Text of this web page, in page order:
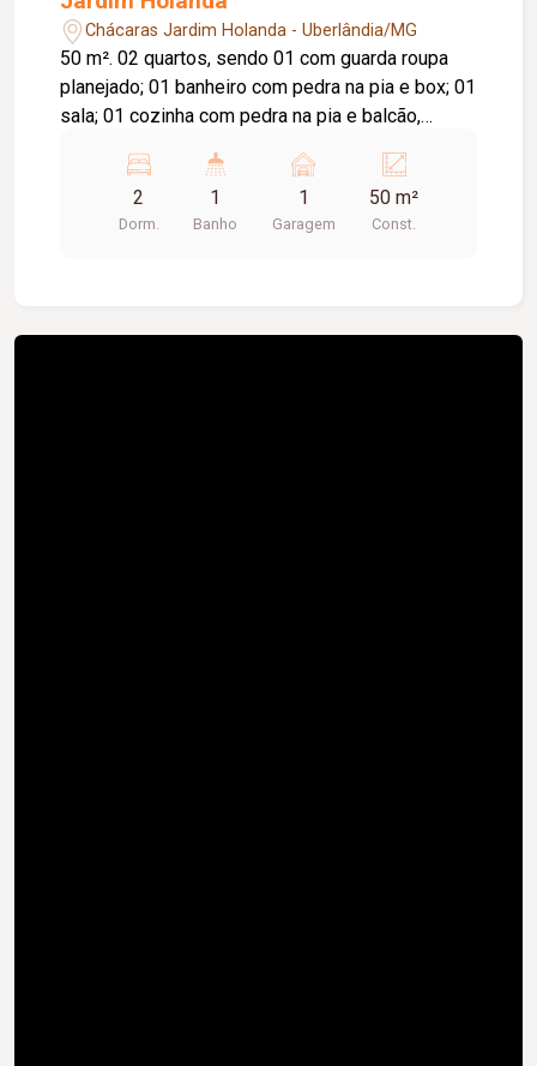
Chácaras Jardim Holanda - Uberlândia/MG
50 m². 02 quartos, sendo 01 com guarda roupa
planejado; 01 banheiro com pedra na pia e box; 01
sala; 01 cozinha com pedra na pia e balcão,
estacionamento. Portaria 24 horas; Academia;
Parquinho; Área gourmet com cozinha,
churrasqueira e salão de festa; Espaço kids.
2
Dorm.
1
Banho
1
Garagem
50 m²
Const.